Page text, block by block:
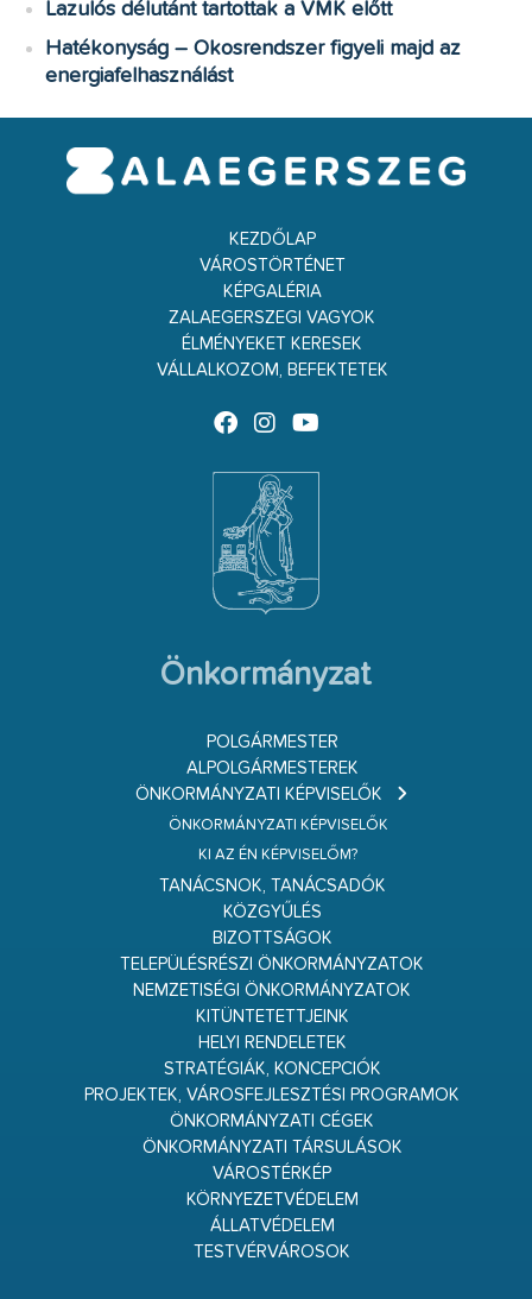
Lazulós délutánt tartottak a VMK előtt
Hatékonyság – Okosrendszer figyeli majd az
energiafelhasználást
KEZDŐLAP
VÁROSTÖRTÉNET
KÉPGALÉRIA
ZALAEGERSZEGI VAGYOK
ÉLMÉNYEKET KERESEK
VÁLLALKOZOM, BEFEKTETEK
Önkormányzat
POLGÁRMESTER
ALPOLGÁRMESTEREK
ÖNKORMÁNYZATI KÉPVISELŐK
ÖNKORMÁNYZATI KÉPVISELŐK
KI AZ ÉN KÉPVISELŐM?
TANÁCSNOK, TANÁCSADÓK
KÖZGYŰLÉS
BIZOTTSÁGOK
TELEPÜLÉSRÉSZI ÖNKORMÁNYZATOK
NEMZETISÉGI ÖNKORMÁNYZATOK
KITÜNTETETTJEINK
HELYI RENDELETEK
STRATÉGIÁK, KONCEPCIÓK
PROJEKTEK, VÁROSFEJLESZTÉSI PROGRAMOK
ÖNKORMÁNYZATI CÉGEK
ÖNKORMÁNYZATI TÁRSULÁSOK
VÁROSTÉRKÉP
KÖRNYEZETVÉDELEM
ÁLLATVÉDELEM
TESTVÉRVÁROSOK